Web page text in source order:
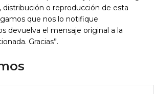
distribución o reproducción de esta
que nos lo notifique
devuelva el mensaje original a la
Gracias”.